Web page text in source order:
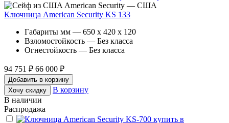
American Security — США
Ключница American Security KS 133
Габариты мм — 650 x 420 x 120
Взломостойкость — Без класса
Огнестойкость — Без класса
94 751 ₽ 66 000 ₽
Добавить в корзину
Хочу скидку
В корзину
В наличии
Распродажа